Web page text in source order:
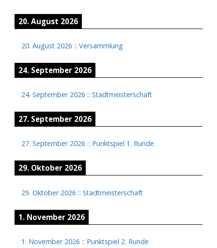
20. August 2026
20. August 2026 :: Versammlung
24. September 2026
24. September 2026 :: Stadtmeisterschaft
27. September 2026
27. September 2026 :: Punktspiel 1. Runde
29. Oktober 2026
29. Oktober 2026 :: Stadtmeisterschaft
1. November 2026
1. November 2026 :: Punktspiel 2. Runde